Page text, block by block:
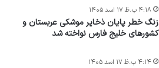
زنگ خطر پایان ذخایر موشکی عربستان و
کشورهای خلیج فارس نواخته شد
۴:۱۸ ب.ظ ۱۷ اسد ۱۴۰۵
۴:۱۴ ب.ظ ۱۷ اسد ۱۴۰۵